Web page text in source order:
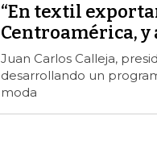
“En textil
Centroamérica, y
Juan Carlos Calleja,
desarrollando un
moda